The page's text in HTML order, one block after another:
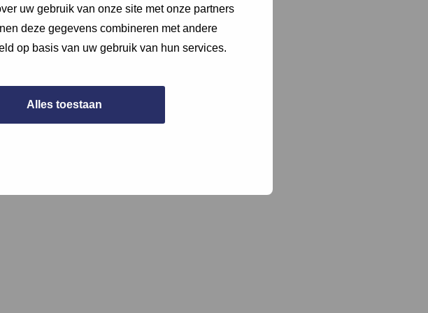
uw gebruik van onze site met onze partners
deze gegevens combineren met andere
op basis van uw gebruik van hun services.
Alles toestaan